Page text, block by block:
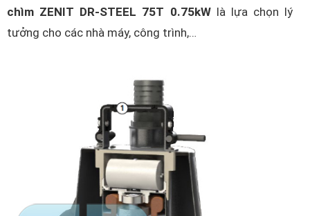
chìm ZENIT DR-STEEL 75T 0.75kWlà lựa chọn lý
tưởng cho các nhà máy, công trình,…